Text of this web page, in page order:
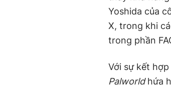
Yoshida của
X, trong khi
trong phần
Với sự kết
Palworldhứa